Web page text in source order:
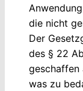
die nicht
Der
des § 22
geschaffen
was zu